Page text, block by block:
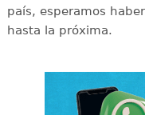
país, esperamos
hasta la próxima.